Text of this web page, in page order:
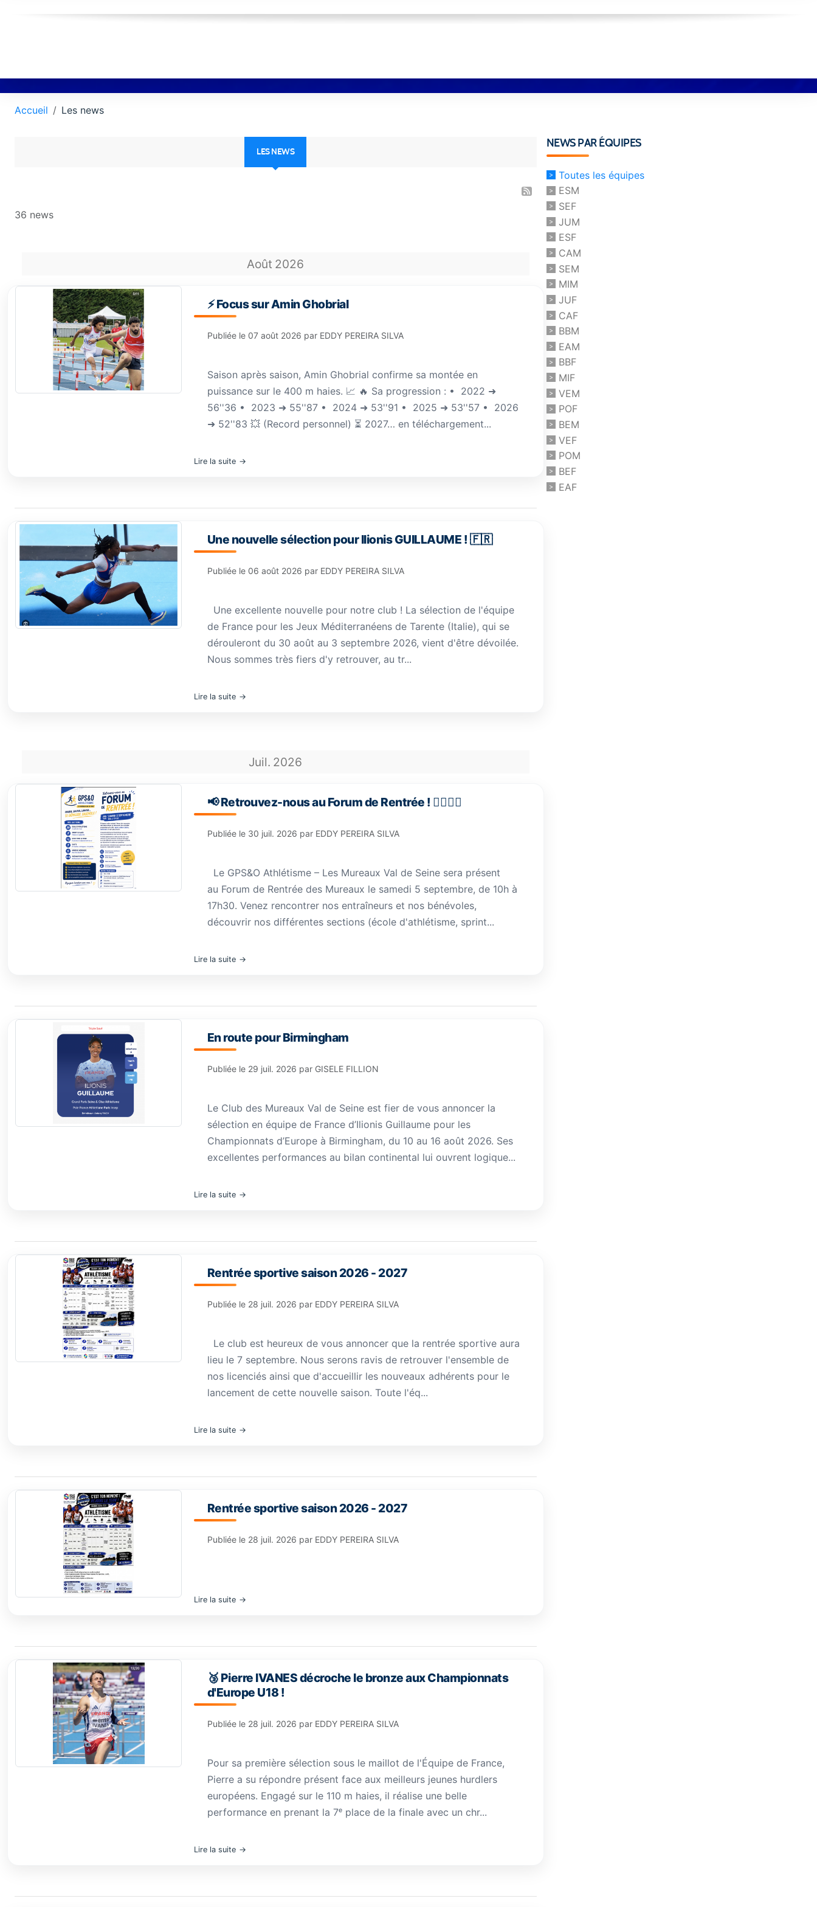
Accueil Les news
LES NEWS
36 news
Août 2026
⚡️ Focus sur Amin Ghobrial
Publiée le 07 août 2026 par EDDY PEREIRA SILVA
Saison après saison, Amin Ghobrial confirme sa montée en
puissance sur le 400 m haies. 📈 🔥 Sa progression : •⁠ ⁠2022 ➜
56''36 •⁠ ⁠2023 ➜ 55''87 •⁠ ⁠2024 ➜ 53''91 •⁠ ⁠2025 ➜ 53''57 •⁠ ⁠2026
➜ 52''83 💥 (Record personnel) ⏳ 2027… en téléchargement...
Lire la suite
Une nouvelle sélection pour Ilionis GUILLAUME ! 🇫🇷
Publiée le 06 août 2026 par EDDY PEREIRA SILVA
Une excellente nouvelle pour notre club ! La sélection de l'équipe
de France pour les Jeux Méditerranéens de Tarente (Italie), qui se
dérouleront du 30 août au 3 septembre 2026, vient d'être dévoilée.
Nous sommes très fiers d'y retrouver, au tr...
Lire la suite
Juil. 2026
📢 Retrouvez-nous au Forum de Rentrée ! 🏃‍♀️🏃‍♂️
Publiée le 30 juil. 2026 par EDDY PEREIRA SILVA
Le GPS&O Athlétisme – Les Mureaux Val de Seine sera présent
au Forum de Rentrée des Mureaux le samedi 5 septembre, de 10h à
17h30. Venez rencontrer nos entraîneurs et nos bénévoles,
découvrir nos différentes sections (école d'athlétisme, sprint...
Lire la suite
En route pour Birmingham
Publiée le 29 juil. 2026 par GISELE FILLION
Le Club des Mureaux Val de Seine est fier de vous annoncer la
sélection en équipe de France d’Ilionis Guillaume pour les
Championnats d’Europe à Birmingham, du 10 au 16 août 2026. Ses
excellentes performances au bilan continental lui ouvrent logique...
Lire la suite
Rentrée sportive saison 2026 - 2027
Publiée le 28 juil. 2026 par EDDY PEREIRA SILVA
Le club est heureux de vous annoncer que la rentrée sportive aura
lieu le 7 septembre. Nous serons ravis de retrouver l'ensemble de
nos licenciés ainsi que d'accueillir les nouveaux adhérents pour le
lancement de cette nouvelle saison. Toute l'éq...
Lire la suite
Rentrée sportive saison 2026 - 2027
Publiée le 28 juil. 2026 par EDDY PEREIRA SILVA
Lire la suite
🥉 Pierre IVANES décroche le bronze aux Championnats
d'Europe U18 !
Publiée le 28 juil. 2026 par EDDY PEREIRA SILVA
Pour sa première sélection sous le maillot de l'Équipe de France,
Pierre a su répondre présent face aux meilleurs jeunes hurdlers
européens. Engagé sur le 110 m haies, il réalise une belle
performance en prenant la 7ᵉ place de la finale avec un chr...
Lire la suite
NEWS PAR ÉQUIPES
Toutes les équipes
ESM
SEF
JUM
ESF
CAM
SEM
MIM
JUF
CAF
BBM
EAM
BBF
MIF
VEM
POF
BEM
VEF
POM
BEF
EAF